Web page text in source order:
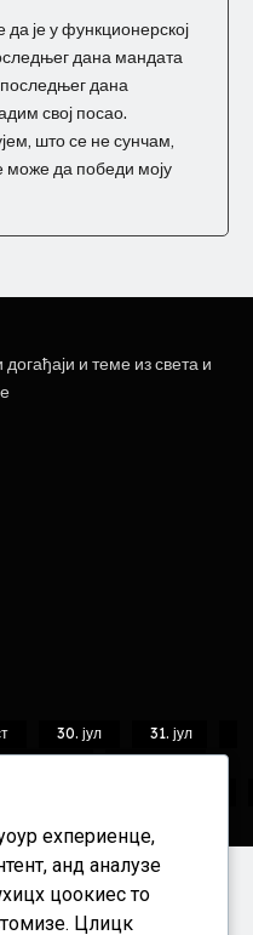
је у функционерској
дана мандата
дана
свој посао.
што се не сунчам,
може да победи моју
и теме из света и
30. јул
31. јул
Вучић
Александар
НсДанас.
еxпериенце,
анд аналyзе
цоокиес то
. Цлицк